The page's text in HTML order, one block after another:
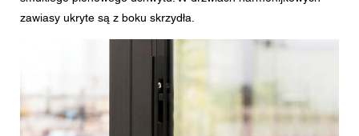
zawiasy ukryte są z boku skrzydła.